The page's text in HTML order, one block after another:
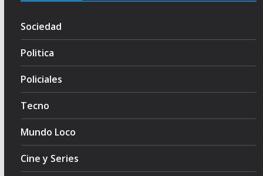
Sociedad
Politica
Policiales
Tecno
Mundo Loco
Cine y Series